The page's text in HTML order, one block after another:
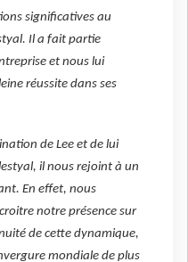
significatives au
Il a fait partie
et nous lui
réussite dans ses
de Lee et de lui
il nous rejoint à un
En effet, nous
notre présence sur
de cette dynamique,
mondiale de plus